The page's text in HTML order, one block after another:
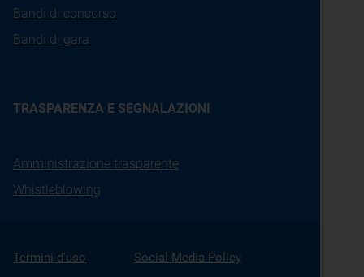
Bandi di concorso
Bandi di gara
TRASPARENZA E SEGNALAZIONI
Amministrazione trasparente
Whistleblowing
Termini d'uso Social Media Policy